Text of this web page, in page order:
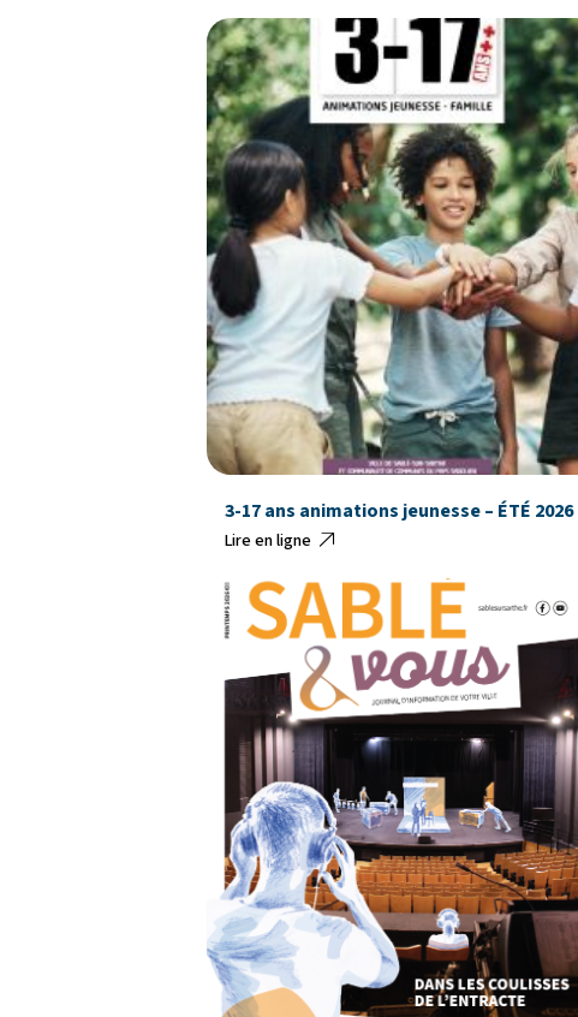
3-17 ans animations jeunesse – ÉTÉ 2026
Lire en ligne